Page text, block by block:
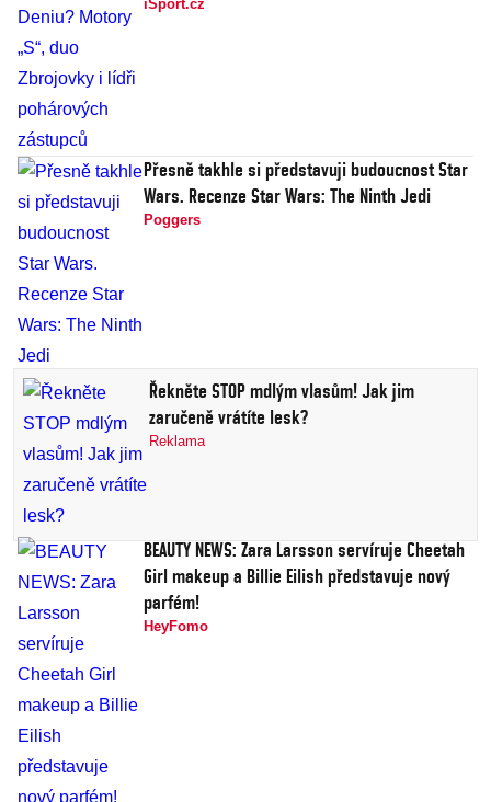
iSport.cz
Přesně takhle si představuji budoucnost Star
Wars. Recenze Star Wars: The Ninth Jedi
Poggers
Řekněte STOP mdlým vlasům! Jak jim
zaručeně vrátíte lesk?
Reklama
BEAUTY NEWS: Zara Larsson servíruje Cheetah
Girl makeup a Billie Eilish představuje nový
parfém!
HeyFomo